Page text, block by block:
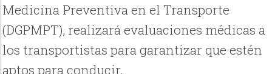
Medicina Preventiva en el Transporte
(DGPMPT), realizará evaluaciones médicas a
los transportistas para garantizar que estén
aptos para conducir.